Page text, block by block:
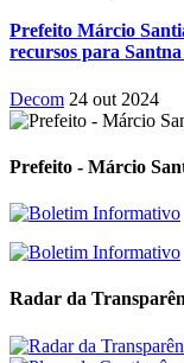
Prefeito Márcio
recursos para
Decom 24 out 2024
Prefeito - Márcio
Radar da